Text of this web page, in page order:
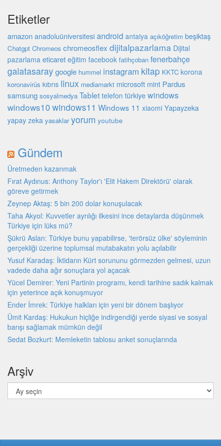
Etiketler
amazon anadoluüniversitesi android antalya açıköğretim beşiktaş
Chatgpt Chromeos chromeosflex dijitalpazarlama Dijital
pazarlama eticaret eğitim facebook fatihçoban fenerbahçe
galatasaraygoogle hummel instagram kitap KKTC korona
koronavirüs kıbrıs linux mediamarkt microsoft mint Pardus
samsung sosyalmedya Tablet telefon türkiyewindows
windows10 windows11 Windows 11 xiaomi Yapayzeka
yapay zeka yasaklar yorum youtube
Gündem
Üretmeden kazanmak
Fırat Aydınus: Anthony Taylor'ı 'Elit Hakem Direktörü' olarak
göreve getirmek
Zeynep Aktaş: 5 bin 200 dolar konuşulacak
Taha Akyol: Kuvvetler ayrılığı ilkesini ince detaylarda düşünmek
Türkiye için lüks mü?
Şükrü Aslan: Türkiye bunu yapabilirse, 'terörsüz ülke' söyleminin
gerçekliği üzerine toplumsal mutabakatın yolu açılabilir
Yusuf Karadaş: İktidarın Kürt sorununu görmezden gelmesi, uzun
vadede daha ağır sonuçlara yol açacak
Yücel Demirer: Yeni Partinin programı, kendi tarihine sadık kalmak
için yeterince açık konuşmuyor
Ender İmrek: Türkiye halkları için yeni bir dönem başlıyor
Ümit Kardaş: Hukukun hiçliğe indirgendiği yerde siyasi ve sosyal
barışı sağlamak mümkün değil
Sedat Bozkurt: Memleketin tablosu anket sonuçlarında
Arşiv
Arşiv